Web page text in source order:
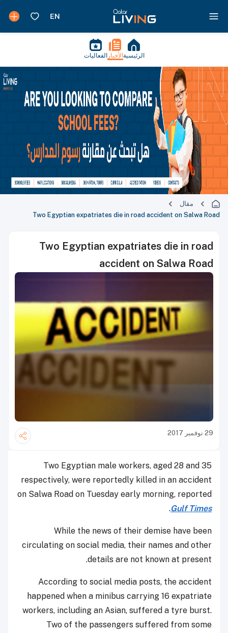
الرئيسية الأخبار الفعاليات
مقال
Two Egyptian expatriates die in road accident on Salwa Road
Two Egyptian expatriates die in road
accident on Salwa Road
29 نوفمبر 2017
Two Egyptian male workers, aged 28 and 35
respectively, were reportedly killed in an accident
on Salwa Road on Tuesday early morning, reported
Gulf Times
.
While the news of their demise have been
circulating on social media, their names and other
details are not known at present.
According to social media posts, the accident
happened when a minibus carrying 16 expatriate
workers, including an Asian, suffered a tyre burst.
Two of the passengers suffered from some